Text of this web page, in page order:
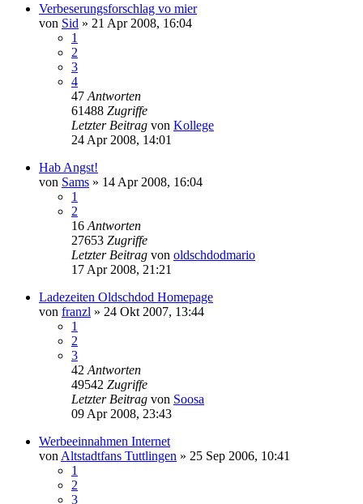
Verbeserungsforschlag vo mier
von Sid » 21 Apr 2008, 16:04
1
2
3
4
47 Antworten
61488 Zugriffe
Letzter Beitrag von Kollege
24 Apr 2008, 14:01
Hab Angst!
von Sams » 14 Apr 2008, 16:04
1
2
16 Antworten
27653 Zugriffe
Letzter Beitrag von oldschdodmario
17 Apr 2008, 21:21
Ladezeiten Oldschdod Homepage
von franzl » 24 Okt 2007, 13:44
1
2
3
42 Antworten
49542 Zugriffe
Letzter Beitrag von Soosa
09 Apr 2008, 23:43
Werbeeinnahmen Internet
von Altstadtfans Tuttlingen » 25 Sep 2006, 10:41
1
2
3